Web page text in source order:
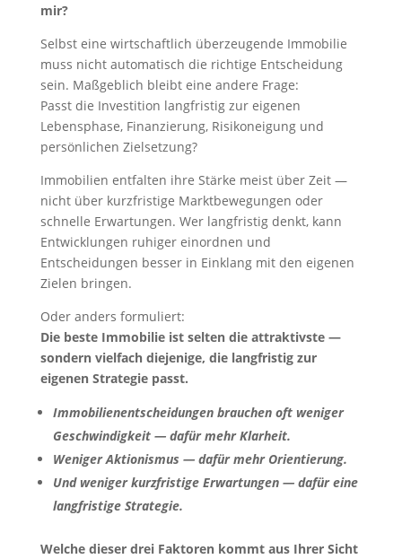
mir?
Selbst eine wirtschaftlich überzeugende Immobilie
muss nicht automatisch die richtige Entscheidung
sein. Maßgeblich bleibt eine andere Frage:
Passt die Investition langfristig zur eigenen
Lebensphase, Finanzierung, Risikoneigung und
persönlichen Zielsetzung?
Immobilien entfalten ihre Stärke meist über Zeit —
nicht über kurzfristige Marktbewegungen oder
schnelle Erwartungen. Wer langfristig denkt, kann
Entwicklungen ruhiger einordnen und
Entscheidungen besser in Einklang mit den eigenen
Zielen bringen.
Oder anders formuliert:
Die beste Immobilie ist selten die attraktivste —
sondern vielfach diejenige, die langfristig zur
eigenen Strategie passt.
Immobilienentscheidungen brauchen oft weniger
Geschwindigkeit — dafür mehr Klarheit.
Weniger Aktionismus — dafür mehr Orientierung.
Und weniger kurzfristige Erwartungen — dafür eine
langfristige Strategie.
Welche dieser drei Faktoren kommt aus Ihrer Sicht